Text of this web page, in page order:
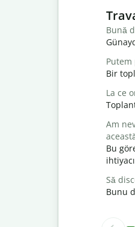
Slide 1
Bună
Bir
La ce
Am
Bu
Să
Bunu